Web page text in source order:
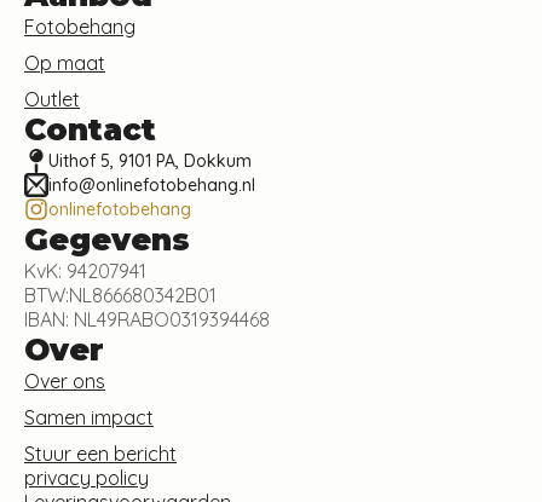
Fotobehang
Op maat
Outlet
Contact
Uithof 5, 9101 PA, Dokkum
info@onlinefotobehang.nl
onlinefotobehang
Gegevens
KvK: 94207941
BTW:NL866680342B01
IBAN: NL49RABO0319394468
Over
Over ons
Samen impact
Stuur een bericht
privacy policy